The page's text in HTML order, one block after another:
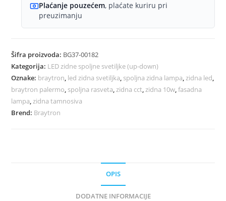
količina
Plaćanje pouzećem, plaćate kuriru pri
preuzimanju
Šifra proizvoda: BG37-00182
Kategorija: LED zidne spoljne svetiljke (up-down)
Oznake: braytron led zidna svetiljka spoljna zidna lampa zidna led
braytron palermo spoljna rasveta zidna cct zidna 10w ,fasadna
lampa zidna tamnosiva
Brend: Braytron
OPIS
DODATNE INFORMACIJE